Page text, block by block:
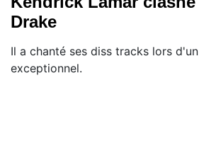
Drake
Il a chanté ses diss tracks lors
exceptionnel.